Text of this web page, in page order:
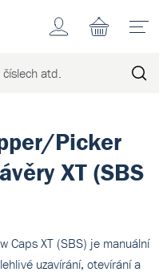
Účet
Picker
XT (SBS
Caps XT (SBS) je manuální
uzavírání, otevírání a